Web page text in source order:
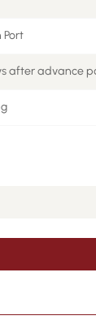
Port
after advance